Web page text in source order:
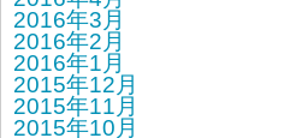
2016年3月
2016年2月
2016年1月
2015年12月
2015年11月
2015年10月